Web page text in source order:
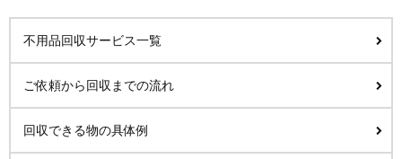
不用品回収サービス一覧
ご依頼から回収までの流れ
回収できる物の具体例